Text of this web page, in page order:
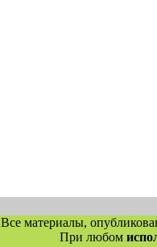
Все материалы,
При любом